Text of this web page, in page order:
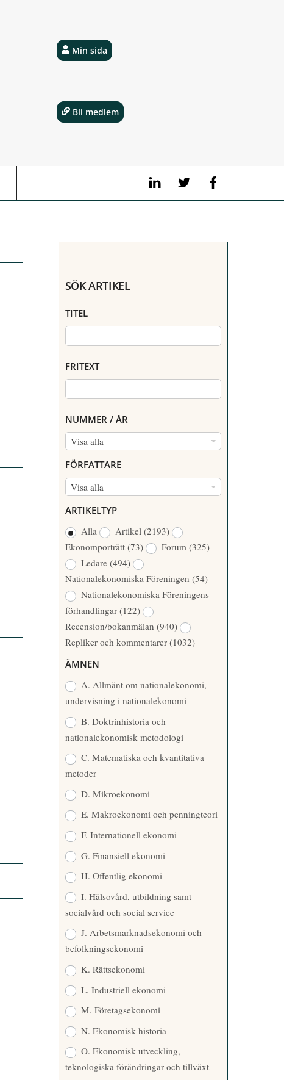
LinkedIn Twitter
Min sida
Bli medlem
SÖK ARTIKEL
TITEL
FRITEXT
NUMMER / ÅR
Visa alla
N
M
M
/
Å
R
FÖRFATTARE
Visa alla
R
F
A
T
T
A
R
E
ARTIKELTYP
Alla
Artikel (2193)
Ekonomporträtt (73) Forum (325)
Ledare (494)
Nationalekonomiska Föreningen (54)
Nationalekonomiska Föreningens
förhandlingar (122)
Recension/bokanmälan (940)
Repliker och kommentarer (1032)
ÄMNEN
A. Allmänt om nationalekonomi,
undervisning i nationalekonomi
B. Doktrinhistoria och
nationalekonomisk metodologi
C. Matematiska och kvantitativa
metoder
D. Mikroekonomi
E. Makroekonomi och penningteori
F. Internationell ekonomi
G. Finansiell ekonomi
H. Offentlig ekonomi
I. Hälsovård, utbildning samt
socialvård och social service
J. Arbetsmarknadsekonomi och
befolkningsekonomi
K. Rättsekonomi
L. Industriell ekonomi
M. Företagsekonomi
N. Ekonomisk historia
O. Ekonomisk utveckling,
teknologiska förändringar och tillväxt